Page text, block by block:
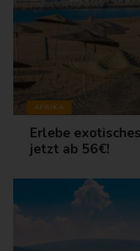
AFRIKA
Erlebe
jetzt ab 56€!